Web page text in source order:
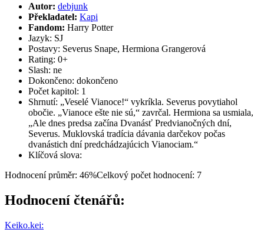
Autor: debjunk
Překladatel: Kapi
Fandom: Harry Potter
Jazyk: SJ
Postavy: Severus Snape, Hermiona Grangerová
Rating: 0+
Slash: ne
Dokončeno: dokončeno
Počet kapitol: 1
Shrnutí: „Veselé Vianoce!“ vykríkla. Severus povytiahol
obočie. „Vianoce ešte nie sú,“ zavrčal. Hermiona sa usmiala,
„Ale dnes predsa začína Dvanásť Predvianočných dní,
Severus. Muklovská tradícia dávania darčekov počas
dvanástich dní predchádzajúcich Vianociam.“
Klíčová slova:
Hodnocení průměr: 46%Celkový počet hodnocení: 7
Hodnocení čtenářů:
Keiko.kei: